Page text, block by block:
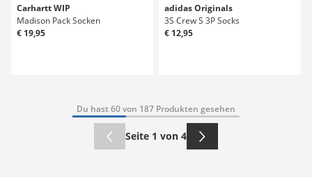
Carhartt WIP
Madison Pack Socken
€ 19,95
adidas Originals
3S Crew S 3P Socks
€ 12,95
Du hast 60 von 187 Produkten gesehen
Seite 1 von 4